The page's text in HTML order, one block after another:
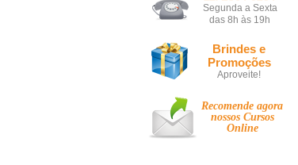
Segunda a Sexta
das 8h às 19h
Brindes e
Promoções
Aproveite!
Recomende agora
nossos Cursos
Online